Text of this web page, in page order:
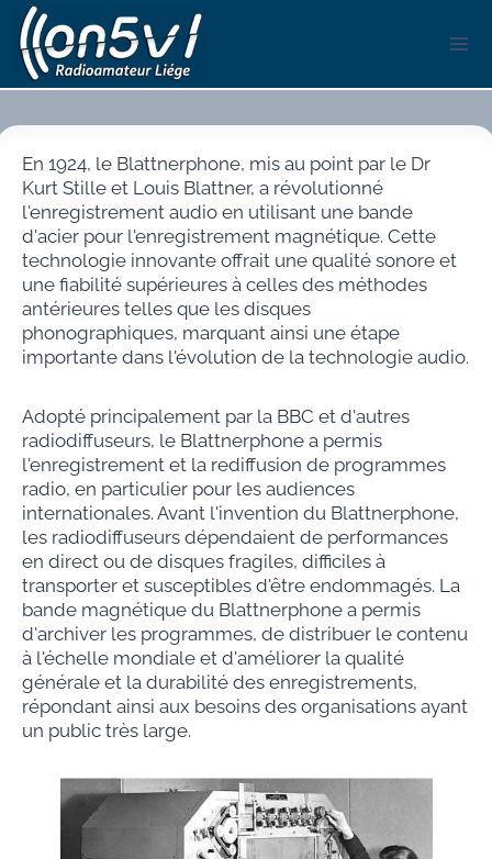
Aller
au
contenu
En 1924, le Blattnerphone, mis au point par le Dr
Kurt Stille et Louis Blattner, a révolutionné
l'enregistrement audio en utilisant une bande
d'acier pour l'enregistrement magnétique. Cette
technologie innovante offrait une qualité sonore et
une fiabilité supérieures à celles des méthodes
antérieures telles que les disques
phonographiques, marquant ainsi une étape
importante dans l'évolution de la technologie audio.
Adopté principalement par la BBC et d'autres
radiodiffuseurs, le Blattnerphone a permis
l'enregistrement et la rediffusion de programmes
radio, en particulier pour les audiences
internationales. Avant l'invention du Blattnerphone,
les radiodiffuseurs dépendaient de performances
en direct ou de disques fragiles, difficiles à
transporter et susceptibles d'être endommagés. La
bande magnétique du Blattnerphone a permis
d'archiver les programmes, de distribuer le contenu
à l'échelle mondiale et d'améliorer la qualité
générale et la durabilité des enregistrements,
répondant ainsi aux besoins des organisations ayant
un public très large.